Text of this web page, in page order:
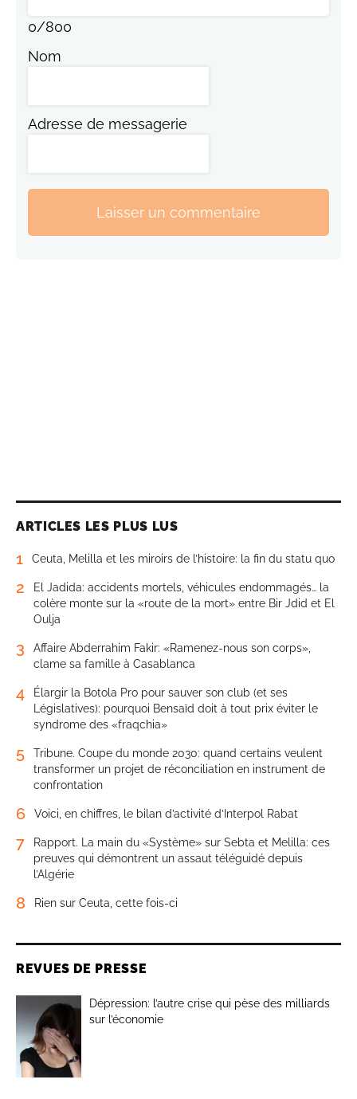
0/800
Nom
Adresse de messagerie
Laisser un commentaire
ARTICLES LES PLUS LUS
1 Ceuta, Melilla et les miroirs de l’histoire: la fin du statu quo
2
El Jadida: accidents mortels, véhicules endommagés… la
colère monte sur la «route de la mort» entre Bir Jdid et El
Oulja
3
Affaire Abderrahim Fakir: «Ramenez-nous son corps»,
clame sa famille à Casablanca
4
Élargir la Botola Pro pour sauver son club (et ses
Législatives): pourquoi Bensaïd doit à tout prix éviter le
syndrome des «fraqchia»
5
Tribune. Coupe du monde 2030: quand certains veulent
transformer un projet de réconciliation en instrument de
confrontation
6 Voici, en chiffres, le bilan d’activité d’Interpol Rabat
7
Rapport. La main du «Système» sur Sebta et Melilla: ces
preuves qui démontrent un assaut téléguidé depuis
l’Algérie
8 Rien sur Ceuta, cette fois-ci
REVUES DE PRESSE
Dépression: l’autre crise qui pèse des milliards
sur l’économie